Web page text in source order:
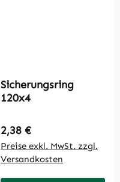
Sicherungsring
120x4
Regulärer Preis:
2,38 €
Preise exkl. MwSt. zzgl.
Versandkosten